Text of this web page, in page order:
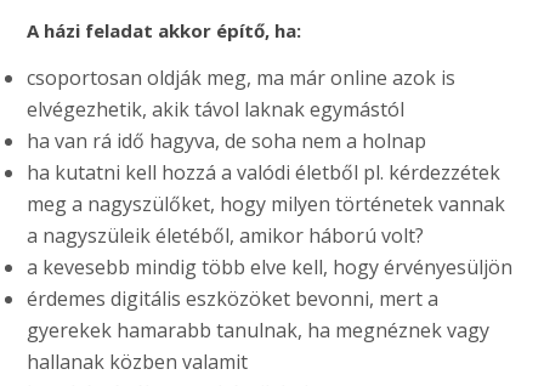
A házi feladat akkor építő, ha:
csoportosan oldják meg, ma már online azok is
elvégezhetik, akik távol laknak egymástól
ha van rá idő hagyva, de soha nem a holnap
ha kutatni kell hozzá a valódi életből pl. kérdezzétek
meg a nagyszülőket, hogy milyen történetek vannak
a nagyszüleik életéből, amikor háború volt?
a kevesebb mindig több elve kell, hogy érvényesüljön
érdemes digitális eszközöket bevonni, mert a
gyerekek hamarabb tanulnak, ha megnéznek vagy
hallanak közben valamit